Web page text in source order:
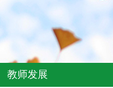
教师发展